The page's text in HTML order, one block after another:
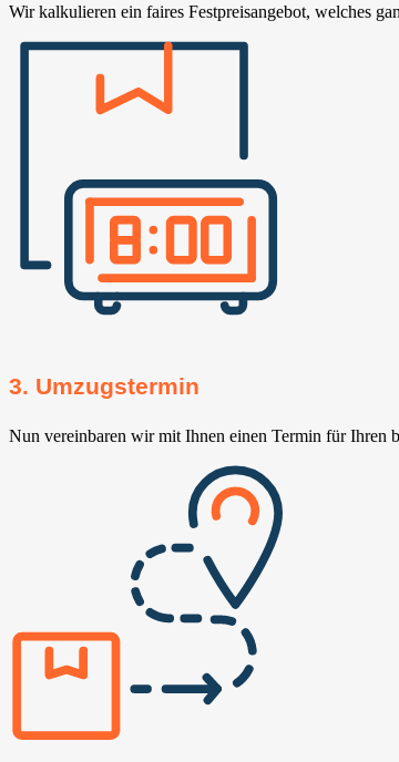
Wir kalkulieren ein faires Festpreisangebot, welches
3. Umzugstermin
Nun vereinbaren wir mit Ihnen einen Termin für Ihren